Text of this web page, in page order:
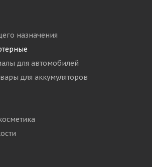
назначения
для автомобилей
для аккумуляторов